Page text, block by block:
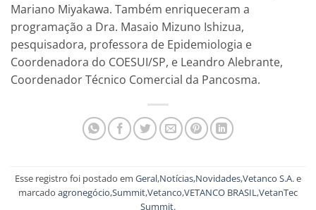
Mariano Miyakawa. Também enriqueceram a
programação a Dra. Masaio Mizuno Ishizua,
pesquisadora, professora de Epidemiologia e
Coordenadora do COESUI/SP, e Leandro Alebrante,
Coordenador Técnico Comercial da Pancosma.
Esse registro foi postado em Geral,Notícias,Novidades,Vetanco S.A.e
marcado agronegócio,Summit,Vetanco,VETANCO BRASIL,VetanTec
Summit.